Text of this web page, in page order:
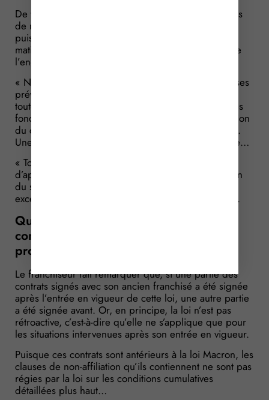
De toutes manières, selon le franchiseur, ces clauses
de non-affiliation n’en demeurent pas moins valides
puisqu’elles respectent les exigences de la loi en
matière de limitation géographique et temporelle de
l’engagement.
« Non ! », contredit l’ancienne franchisée : les clauses
prévoyaient que l’engagement devait s’appliquer à
toute personne physique ou morale ayant exercé des
fonctions dans ou pour la société pendant l’application
du contrat de franchise ainsi qu’à leurs ayants-cause.
Une application beaucoup trop large pour être licite…
« Totalement ! », confirme le juge : un tel champ
d’application n’était pas indispensable à la protection
du savoir-faire du franchiseur et portait une atteinte
excessive au libre exercice de l’activité du franchisé.
Question no 3 : et pour les clauses de
contrats signés avant ces règles
protectrices ?
Le franchiseur fait remarquer que, si une partie des
contrats signés avec son ancien franchisé a été signée
après l’entrée en vigueur de cette loi, une autre partie
a été signée avant. Or, en principe, la loi n’est pas
rétroactive, c’est-à-dire qu’elle ne s’applique que pour
les situations intervenues après son entrée en vigueur.
Puisque ces contrats sont antérieurs à la loi Macron, les
clauses de non-affiliation qu’ils contiennent ne sont pas
régies par la loi sur les conditions cumulatives
détaillées plus haut…